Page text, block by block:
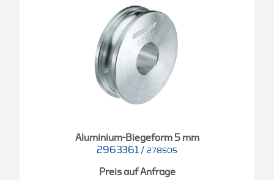
Aluminium-Biegeform 5 mm
2963361 / 278505
Preis auf Anfrage